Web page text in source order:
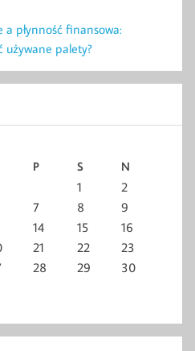
płynność finansowa:
używane palety?
P S N
1
2
7 8
9
14 15
16
21 22
23
28 29
30